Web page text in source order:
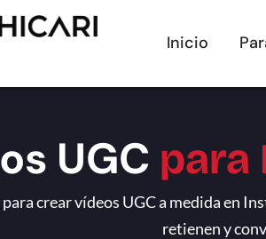
Inicio
UGC para
crear vídeos UGC a medida en
retienen y